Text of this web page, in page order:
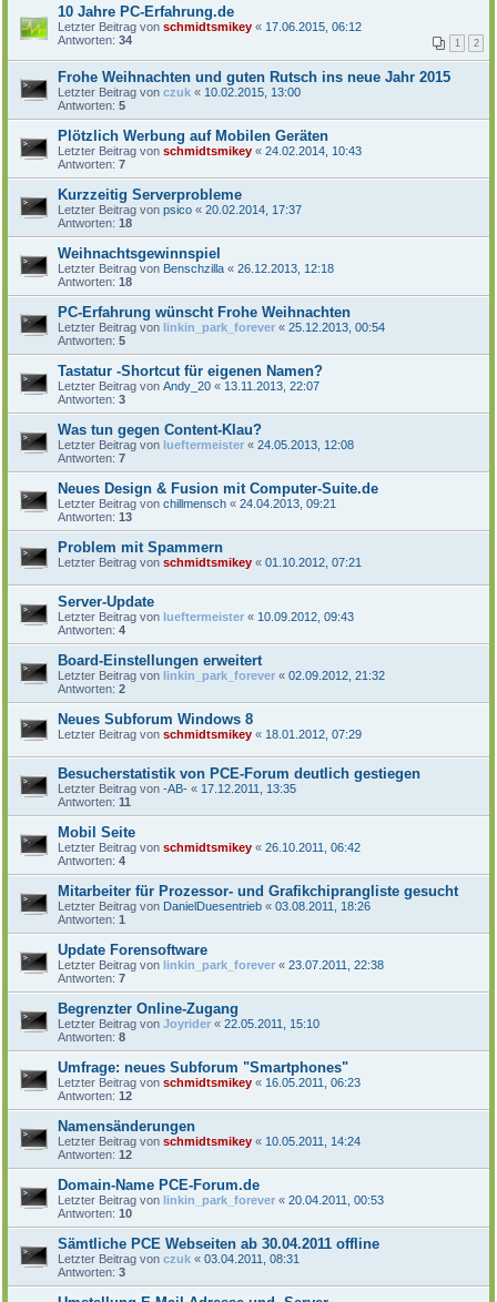
10 Jahre PC-Erfahrung.de
Letzter Beitrag von schmidtsmikey « 17.06.2015, 06:12
Antworten: 34 1 2
Frohe Weihnachten und guten Rutsch ins neue Jahr 2015
Letzter Beitrag von czuk « 10.02.2015, 13:00
Antworten: 5
Plötzlich Werbung auf Mobilen Geräten
Letzter Beitrag von schmidtsmikey « 24.02.2014, 10:43
Antworten: 7
Kurzzeitig Serverprobleme
Letzter Beitrag von psico « 20.02.2014, 17:37
Antworten: 18
Weihnachtsgewinnspiel
Letzter Beitrag von Benschzilla « 26.12.2013, 12:18
Antworten: 18
PC-Erfahrung wünscht Frohe Weihnachten
Letzter Beitrag von linkin_park_forever « 25.12.2013, 00:54
Antworten: 5
Tastatur -Shortcut für eigenen Namen?
Letzter Beitrag von Andy_20 « 13.11.2013, 22:07
Antworten: 3
Was tun gegen Content-Klau?
Letzter Beitrag von lueftermeister « 24.05.2013, 12:08
Antworten: 7
Neues Design & Fusion mit Computer-Suite.de
Letzter Beitrag von chillmensch « 24.04.2013, 09:21
Antworten: 13
Problem mit Spammern
Letzter Beitrag von schmidtsmikey « 01.10.2012, 07:21
Server-Update
Letzter Beitrag von lueftermeister « 10.09.2012, 09:43
Antworten: 4
Board-Einstellungen erweitert
Letzter Beitrag von linkin_park_forever « 02.09.2012, 21:32
Antworten: 2
Neues Subforum Windows 8
Letzter Beitrag von schmidtsmikey « 18.01.2012, 07:29
Besucherstatistik von PCE-Forum deutlich gestiegen
Letzter Beitrag von -AB- « 17.12.2011, 13:35
Antworten: 11
Mobil Seite
Letzter Beitrag von schmidtsmikey « 26.10.2011, 06:42
Antworten: 4
Mitarbeiter für Prozessor- und Grafikchiprangliste gesucht
Letzter Beitrag von DanielDuesentrieb « 03.08.2011, 18:26
Antworten: 1
Update Forensoftware
Letzter Beitrag von linkin_park_forever « 23.07.2011, 22:38
Antworten: 7
Begrenzter Online-Zugang
Letzter Beitrag von Joyrider « 22.05.2011, 15:10
Antworten: 8
Umfrage: neues Subforum "Smartphones"
Letzter Beitrag von schmidtsmikey « 16.05.2011, 06:23
Antworten: 12
Namensänderungen
Letzter Beitrag von schmidtsmikey « 10.05.2011, 14:24
Antworten: 12
Domain-Name PCE-Forum.de
Letzter Beitrag von linkin_park_forever « 20.04.2011, 00:53
Antworten: 10
Sämtliche PCE Webseiten ab 30.04.2011 offline
Letzter Beitrag von czuk « 03.04.2011, 08:31
Antworten: 3